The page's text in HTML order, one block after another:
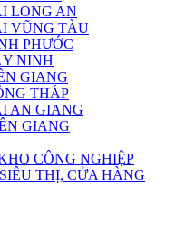
LONG AN
VŨNG TÀU
PHƯỚC
NINH
GIANG
THÁP
AN GIANG
GIANG
CÔNG NGHIỆP
THỊ, CỬA HÀNG